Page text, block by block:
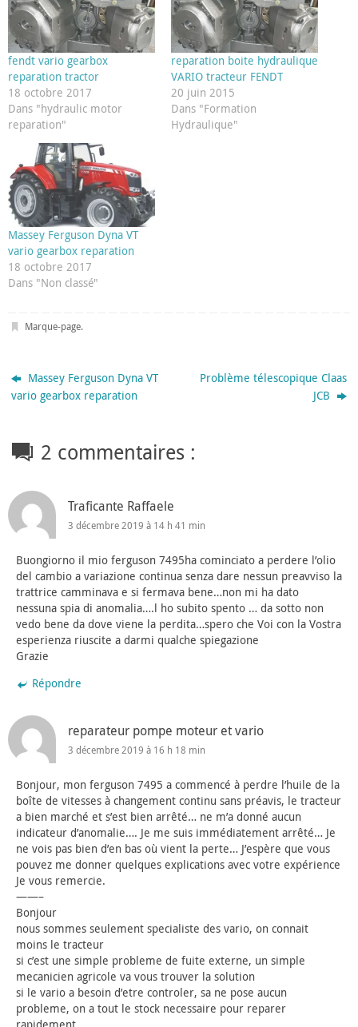
fendt vario gearbox
reparation tractor
18 octobre 2017
Dans "hydraulic motor
reparation"
reparation boite hydraulique
VARIO tracteur FENDT
20 juin 2015
Dans "Formation
Hydraulique"
Massey Ferguson Dyna VT
vario gearbox reparation
18 octobre 2017
Dans "Non classé"
Marque-page.
Massey Ferguson Dyna VT
vario gearbox reparation
Problème télescopique Claas
JCB
2 commentaires :
Traficante Raffaele
3 décembre 2019 à 14 h 41 min
Buongiorno il mio ferguson 7495ha cominciato a perdere l’olio
del cambio a variazione continua senza dare nessun preavviso la
trattrice camminava e si fermava bene…non mi ha dato
nessuna spia di anomalia….l ho subito spento … da sotto non
vedo bene da dove viene la perdita…spero che Voi con la Vostra
esperienza riuscite a darmi qualche spiegazione
Grazie
Répondre
reparateur pompe moteur et vario
3 décembre 2019 à 16 h 18 min
Bonjour, mon ferguson 7495 a commencé à perdre l’huile de la
boîte de vitesses à changement continu sans préavis, le tracteur
a bien marché et s’est bien arrêté… ne m’a donné aucun
indicateur d’anomalie…. Je me suis immédiatement arrêté… Je
ne vois pas bien d’en bas où vient la perte… J’espère que vous
pouvez me donner quelques explications avec votre expérience
Je vous remercie.
——–
Bonjour
nous sommes seulement specialiste des vario, on connait
moins le tracteur
si c’est une simple probleme de fuite externe, un simple
mecanicien agricole va vous trouver la solution
si le vario a besoin d’etre controler, sa ne pose aucun
probleme, on a tout le stock necessaire pour reparer